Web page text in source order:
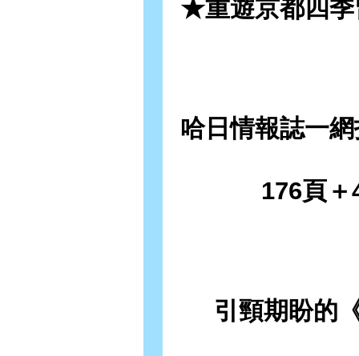
★重遊京都四
哈日情報誌一
176頁
引頸期盼的